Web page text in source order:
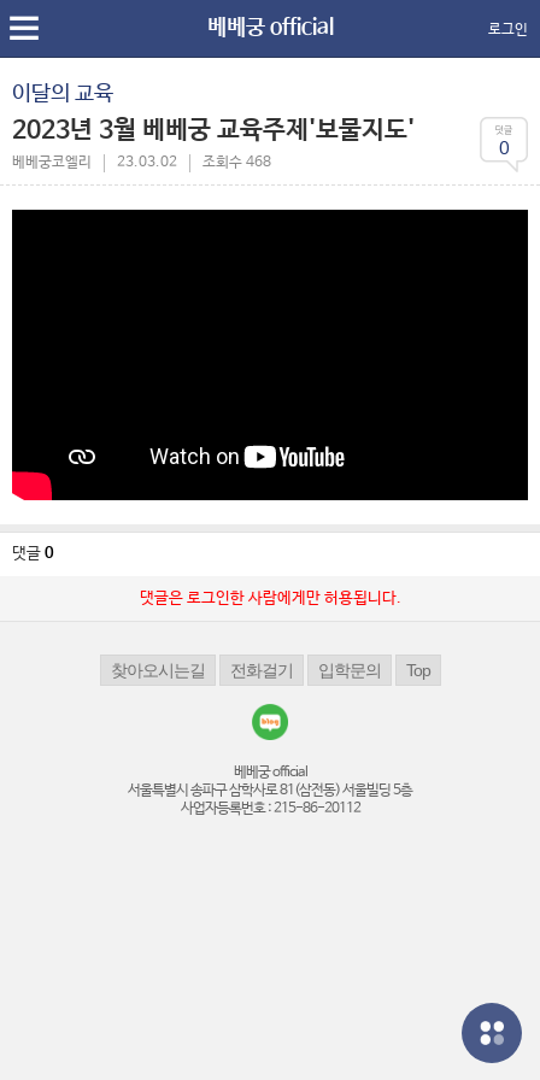
베베궁 official 로그인
이달의 교육
2023년 3월 베베궁 교육주제'보물지도'
베베궁코엘리 23.03.02 조회수 468
0
댓글 0
댓글은 로그인한 사람에게만 허용됩니다.
베베궁 official
서울특별시 송파구 삼학사로 81(삼전동) 서울빌딩 5층
사업자등록번호 : 215-86-20112